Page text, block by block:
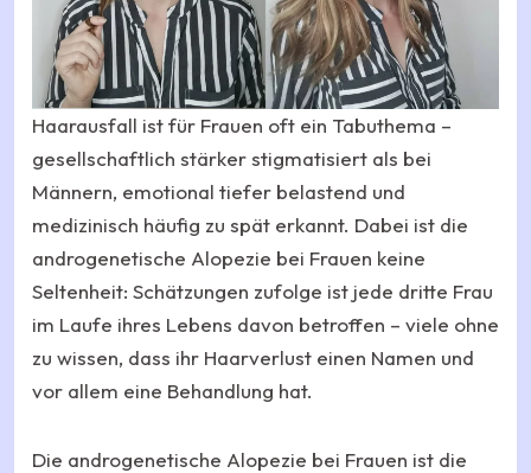
Haarausfall ist für Frauen oft ein Tabuthema –
gesellschaftlich stärker stigmatisiert als bei
Männern, emotional tiefer belastend und
medizinisch häufig zu spät erkannt. Dabei ist die
androgenetische Alopezie bei Frauen keine
Seltenheit: Schätzungen zufolge ist jede dritte Frau
im Laufe ihres Lebens davon betroffen – viele ohne
zu wissen, dass ihr Haarverlust einen Namen und
vor allem eine Behandlung hat.
Die androgenetische Alopezie bei Frauen ist die